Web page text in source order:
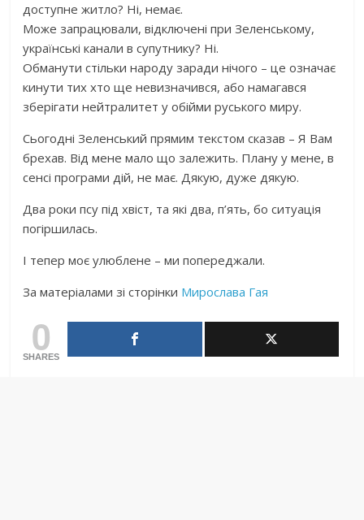
доступне житло? Ні, немає.
Може запрацювали, відключені при Зеленському,
українські канали в супутнику? Ні.
Обманути стільки народу заради нічого – це означає
кинути тих хто ще невизначився, або намагався
зберігати нейтралитет у обійми руського миру.
Сьогодні Зеленський прямим текстом сказав – Я Вам
брехав. Від мене мало що залежить. Плану у мене, в
сенсі програми дій, не має. Дякую, дуже дякую.
Два роки псу під хвіст, та які два, п’ять, бо ситуація
погіршилась.
І тепер моє улюблене – ми попереджали.
За матеріалами зі сторінки Мирослава Гая
0
SHARES